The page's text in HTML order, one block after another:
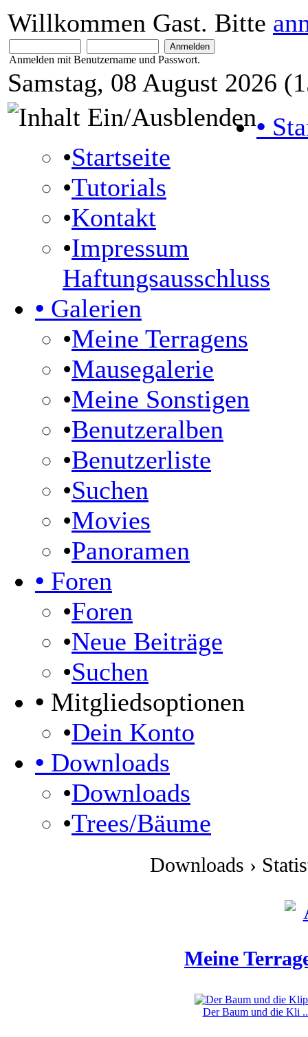
Willkommen Gast. Bitte
Anmelden mit Benutzername und Passwort.
Samstag, 08 August 2026
•
•Startseite
•Tutorials
•Kontakt
•Impressum
Haftungsausschluss
• Galerien
•Meine Terragens
•Mausegalerie
•Meine Sonstigen
•Benutzeralben
•Benutzerliste
•Suchen
•Movies
•Panoramen
• Foren
•Foren
•Neue Beiträge
•Suchen
• Mitgliedsoptionen
•Dein Konto
• Downloads
•Downloads
•Trees/Bäume
Downloads ›
Meine
Der Baum und die Kli